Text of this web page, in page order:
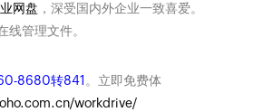
网盘 ，深受国内外企业一致喜爱。
线管理文件。
8680转841 。立即免费体
workdrive/